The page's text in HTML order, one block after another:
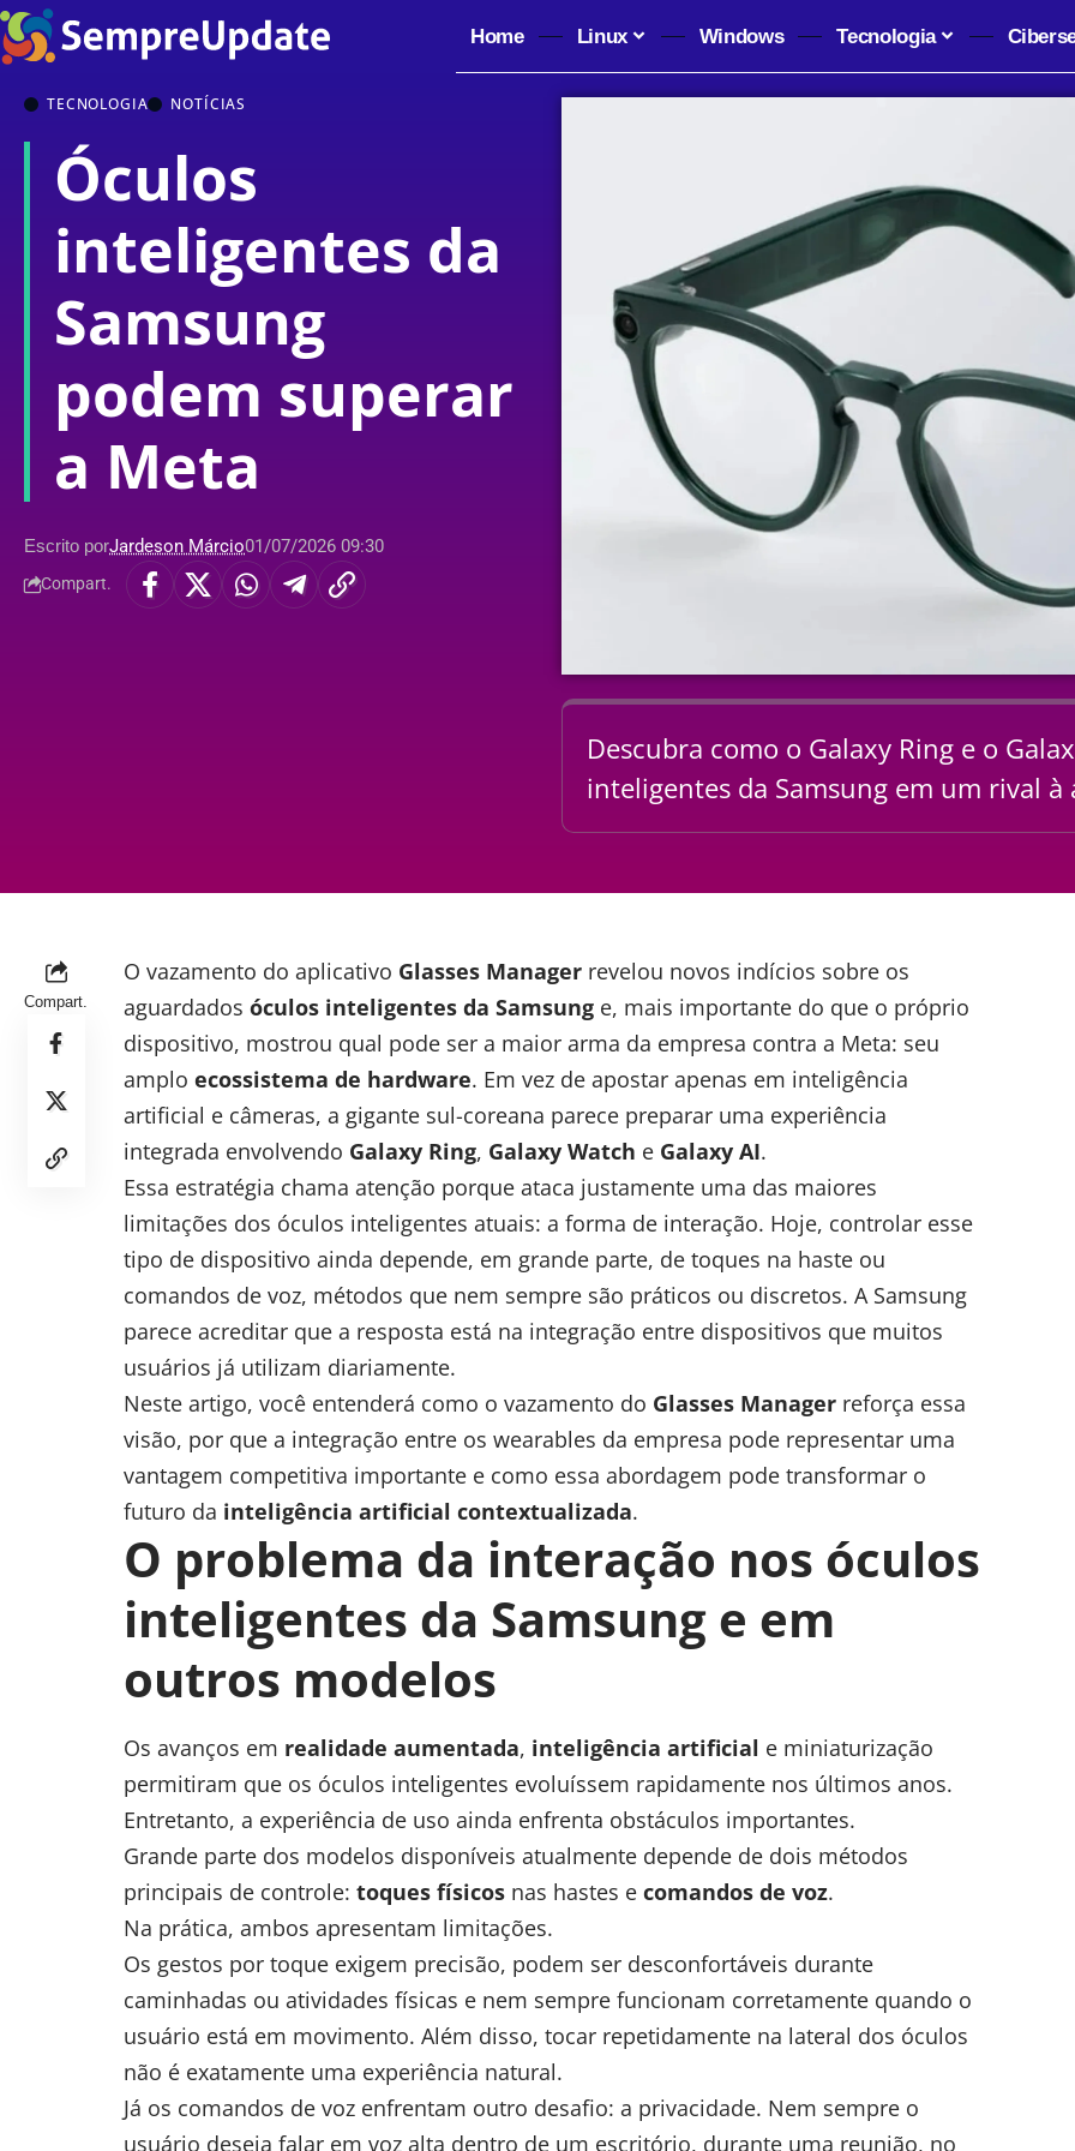
Home Linux Windows Tecnologia
TECNOLOGIA NOTÍCIAS
Óculos
inteligentes da
Samsung
podem superar
a Meta
Escrito porJardeson Márcio01/07/2026 09:30
Compart.
Descubra como o Galaxy Ring e o
inteligentes da Samsung em um rival
Compart.
O vazamento do aplicativo Glasses Manager revelou novos indícios sobre os
aguardados óculos inteligentes da Samsung e, mais importante do que o próprio
dispositivo, mostrou qual pode ser a maior arma da empresa contra a Meta: seu
amplo ecossistema de hardware. Em vez de apostar apenas em inteligência
artificial e câmeras, a gigante sul-coreana parece preparar uma experiência
integrada envolvendo Galaxy Ring, Galaxy Watch e Galaxy AI.
Essa estratégia chama atenção porque ataca justamente uma das maiores
limitações dos óculos inteligentes atuais: a forma de interação. Hoje, controlar esse
tipo de dispositivo ainda depende, em grande parte, de toques na haste ou
comandos de voz, métodos que nem sempre são práticos ou discretos. A Samsung
parece acreditar que a resposta está na integração entre dispositivos que muitos
usuários já utilizam diariamente.
Neste artigo, você entenderá como o vazamento do Glasses Manager reforça essa
visão, por que a integração entre os wearables da empresa pode representar uma
vantagem competitiva importante e como essa abordagem pode transformar o
futuro da inteligência artificial contextualizada.
O problema da interação nos óculos
inteligentes da Samsung e em
outros modelos
Os avanços em realidade aumentada, inteligência artificial e miniaturização
permitiram que os óculos inteligentes evoluíssem rapidamente nos últimos anos.
Entretanto, a experiência de uso ainda enfrenta obstáculos importantes.
Grande parte dos modelos disponíveis atualmente depende de dois métodos
principais de controle: toques físicos nas hastes e comandos de voz.
Na prática, ambos apresentam limitações.
Os gestos por toque exigem precisão, podem ser desconfortáveis durante
caminhadas ou atividades físicas e nem sempre funcionam corretamente quando o
usuário está em movimento. Além disso, tocar repetidamente na lateral dos óculos
não é exatamente uma experiência natural.
Já os comandos de voz enfrentam outro desafio: a privacidade. Nem sempre o
usuário deseja falar em voz alta dentro de um escritório, durante uma reunião, no